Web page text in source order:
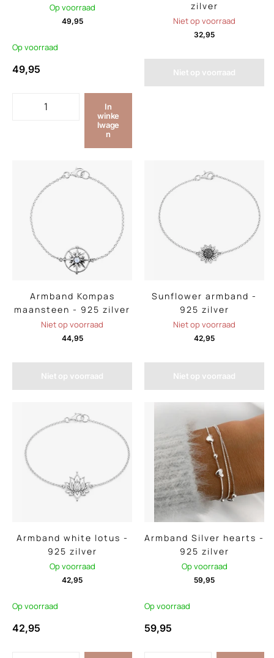
Op voorraad
49,95
Op voorraad
49,95
In
winke
lwage
n
zilver
Niet op voorraad
32,95
Niet op voorraad
Armband Kompas
maansteen - 925 zilver
Niet op voorraad
44,95
Niet op voorraad
Sunflower armband -
925 zilver
Niet op voorraad
42,95
Niet op voorraad
Armband white lotus -
925 zilver
Op voorraad
42,95
Op voorraad
42,95
Armband Silver hearts -
925 zilver
Op voorraad
59,95
Op voorraad
59,95